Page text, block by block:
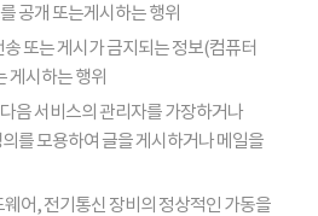
공개 또는게시하는 행위
또는 게시가 금지되는 정보(컴퓨터
게시하는 행위
음 서비스의 관리자를 가장하거나
를 모용하여 글을 게시하거나 메일을
어, 전기통신 장비의 정상적인 가동을